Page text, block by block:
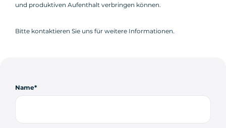
und produktiven Aufenthalt verbringen können.
Bitte kontaktieren Sie uns für weitere Informationen.
Name